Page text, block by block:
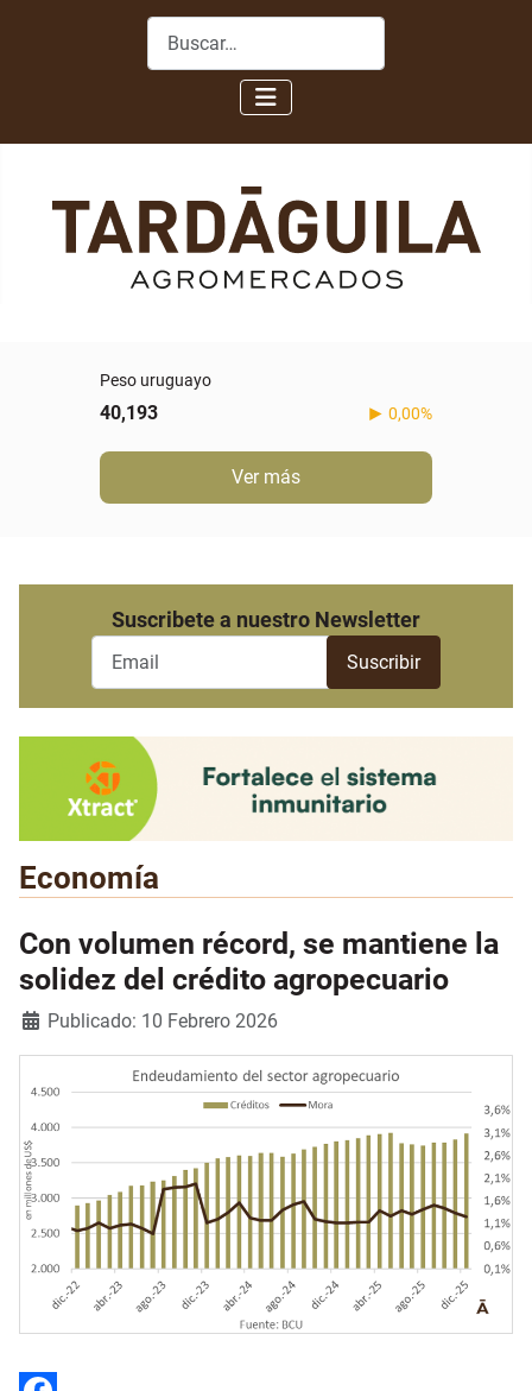
Buscar
Peso uruguayo
40,193 0,00%
Ver más
Suscribete a nuestro Newsletter
Economía
Con volumen récord, se mantiene la
solidez del crédito agropecuario
Detalles
Publicado: 10 Febrero 2026